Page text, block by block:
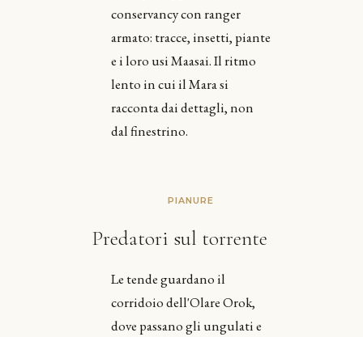
conservancy con ranger
armato: tracce, insetti, piante
e i loro usi Maasai. Il ritmo
lento in cui il Mara si
racconta dai dettagli, non
dal finestrino.
PIANURE
Predatori sul torrente
Le tende guardano il
corridoio dell'Olare Orok,
dove passano gli ungulati e